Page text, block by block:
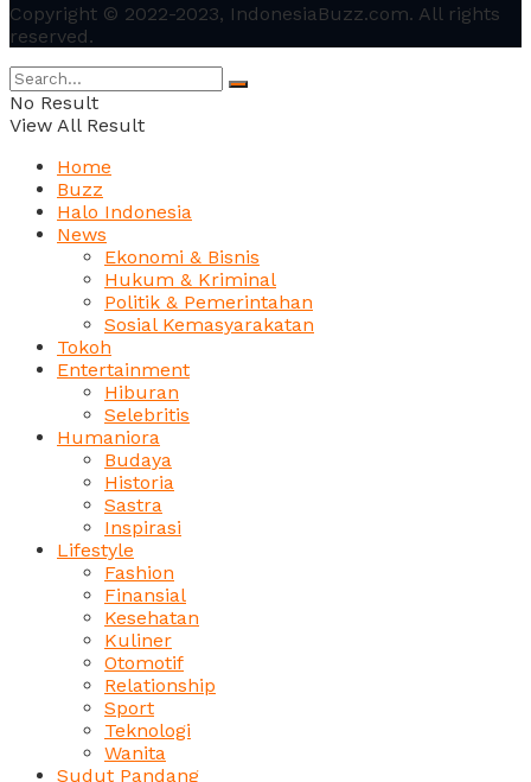
Copyright © 2022-2023, IndonesiaBuzz.com. All rights
reserved.
No Result
View All Result
Home
Buzz
Halo Indonesia
News
Ekonomi & Bisnis
Hukum & Kriminal
Politik & Pemerintahan
Sosial Kemasyarakatan
Tokoh
Entertainment
Hiburan
Selebritis
Humaniora
Budaya
Historia
Sastra
Inspirasi
Lifestyle
Fashion
Finansial
Kesehatan
Kuliner
Otomotif
Relationship
Sport
Teknologi
Wanita
Sudut Pandang